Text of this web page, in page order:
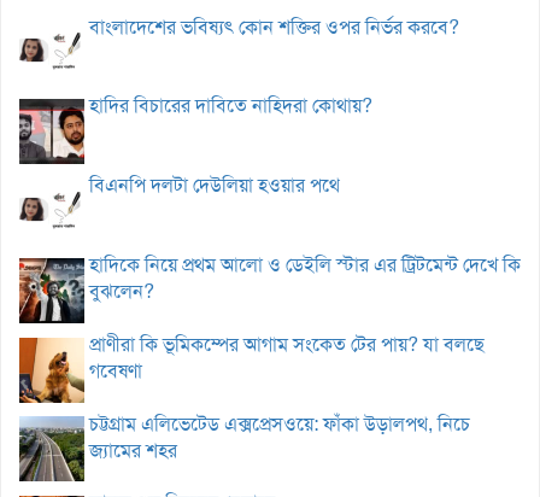
বাংলাদেশের ভবিষ্যৎ কোন শক্তির ওপর নির্ভর করবে?
হাদির বিচারের দাবিতে নাহিদরা কোথায়?
বিএনপি দলটা দেউলিয়া হওয়ার পথে
হাদিকে নিয়ে প্রথম আলো ও ডেইলি স্টার এর ট্রিটমেন্ট দেখে কি
বুঝলেন?
প্রাণীরা কি ভূমিকম্পের আগাম সংকেত টের পায়? যা বলছে
গবেষণা
চট্টগ্রাম এলিভেটেড এক্সপ্রেসওয়ে: ফাঁকা উড়ালপথ, নিচে
জ্যামের শহর